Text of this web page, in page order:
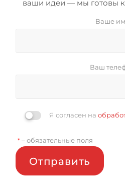
ваши идеи — мы готовы к
Ваше
Ваш
Я согласен на
Отправить
* – обязательные поля